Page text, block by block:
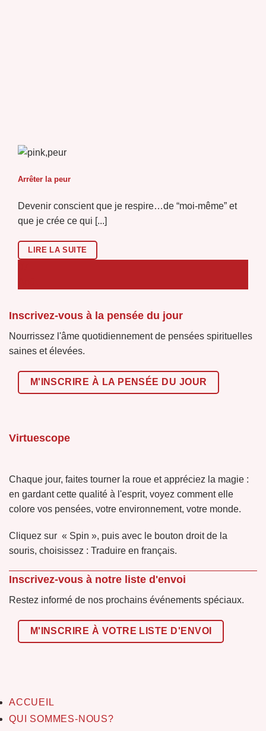
Arrêter la peur
Devenir conscient que je respire…de “moi-même” et
que je crée ce qui [...]
LIRE LA SUITE
Inscrivez-vous à la pensée du jour
Nourrissez l'âme quotidiennement de pensées spirituelles
saines et élevées.
M'INSCRIRE À LA PENSÉE DU JOUR
Virtuescope
Chaque jour, faites tourner la roue et appréciez la magie :
en gardant cette qualité à l'esprit, voyez comment elle
colore vos pensées, votre environnement, votre monde.
Cliquez sur « Spin », puis avec le bouton droit de la
souris, choisissez : Traduire en français.
Inscrivez-vous à notre liste d'envoi
Restez informé de nos prochains événements spéciaux.
M'INSCRIRE À VOTRE LISTE D'ENVOI
ACCUEIL
QUI SOMMES-NOUS?